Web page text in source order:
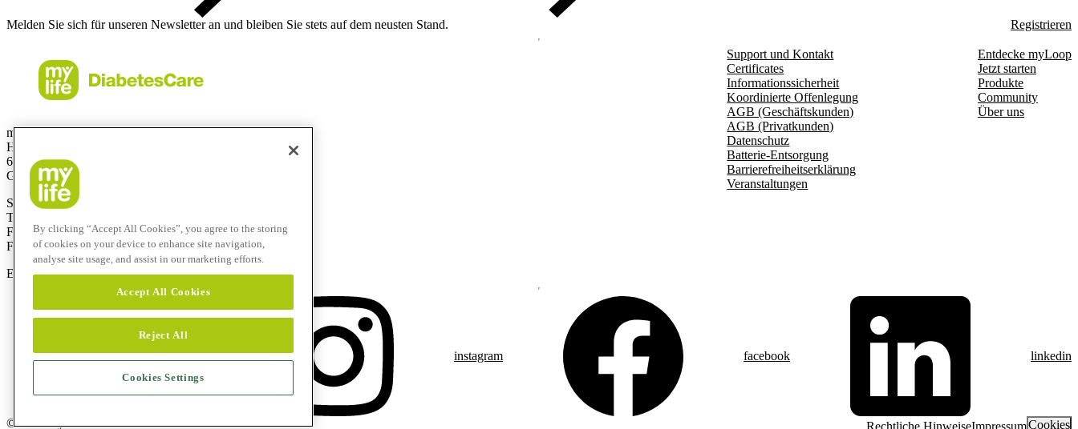
Melden Sie sich für unseren Newsletter an und bleiben Sie stets auf dem neusten Stand. Registrieren
mylife Diabetes Care GmbH
Höchster Stra
65835 Liederbach
Germany
Service-Hotline: 0800 9776633
T
F
+49 69 310 197-100
Free-Fax:0800 9776634
E-Mail: info@mylife-diabetescare.de
Support und Kontakt
Certificates
Informationssicherheit
Koordinierte Offenlegung
AGB (Geschäftskunden)
AGB (Privatkunden)
Datenschutz
Batterie-Entsorgung
Barrierefreiheitserklärung
Veranstaltungen
Entdecke myLoop
Jetzt starten
Produkte
Community
Über uns
instagram facebook linkedin
© 2026 mylife Diabetes Care AG Rechtliche HinweiseImpressumCookies
By clicking “Accept All Cookies”, you agree to the storing
of cookies on your device to enhance site navigation,
analyse site usage, and assist in our marketing efforts.
Accept All Cookies
Reject All
Cookies Settings